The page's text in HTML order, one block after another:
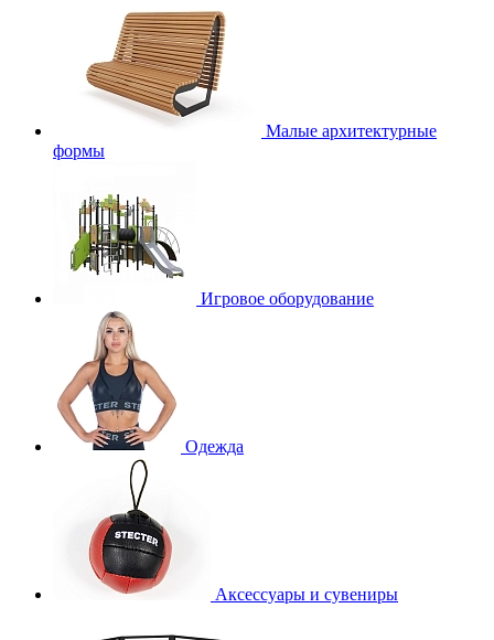
Малые архитектурные
формы
Игровое оборудование
Одежда
Аксессуары и сувениры